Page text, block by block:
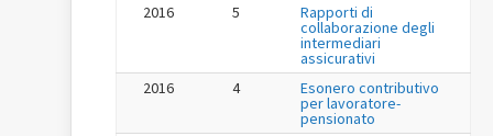
2016
5 Rapporti di
collaborazione degli
intermediari
assicurativi
2016
4 Esonero contributivo
per lavoratore-
pensionato